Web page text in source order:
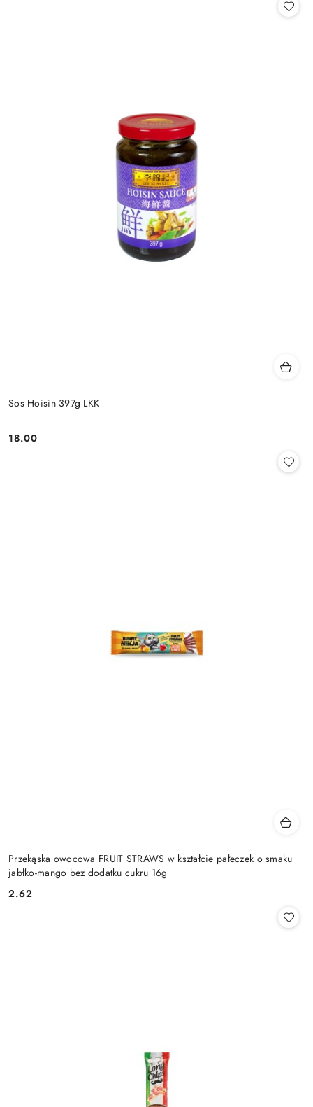
Sos Hoisin 397g LKK
Cena:
18.00
Przekąska owocowa FRUIT STRAWS w kształcie pałeczek o smaku
jabłko-mango bez dodatku cukru 16g
Cena:
2.62